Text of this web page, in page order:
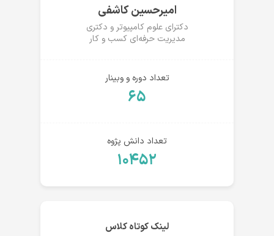
امیرحسین کاشفی
دکترای علوم کامپیوتر و دکتری
مدیریت حرفه‌ای کسب و کار
تعداد دوره و وبینار
۶۵
تعداد دانش پژوه
۱۰۴۵۲
لینک کوتاه کلاس